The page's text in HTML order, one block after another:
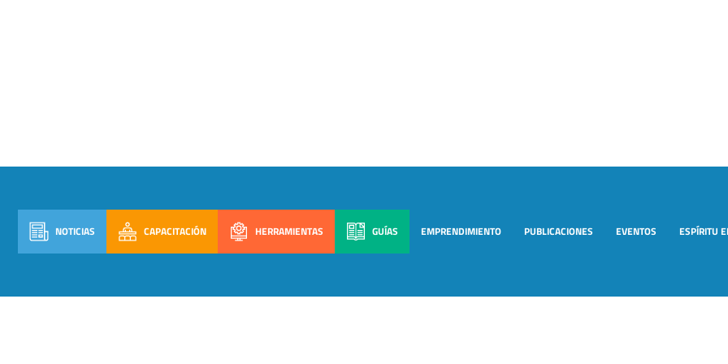
NOTICIAS CAPACITACIÓN HERRAMIENTAS GUÍAS EMPRENDIMIENTO PUBLICACIONES EVENTOS ESPÍRITU